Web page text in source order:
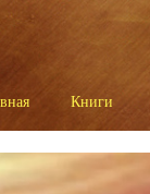
Книги